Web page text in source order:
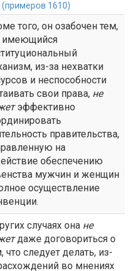
(примеров 1610)
того, он озабочен тем,
имеющийся
из-за нехватки
и неспособности
свои права, не
эффективно
правительства,
на
обеспечению
мужчин и женщин
осуществление
случаях она не
даже договориться о
что следует делать, из-
во мнениях